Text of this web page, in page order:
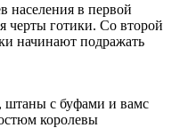
населения в первой
черты готики. Со второй
начинают подражать
штаны с буфами и вамс
королевы